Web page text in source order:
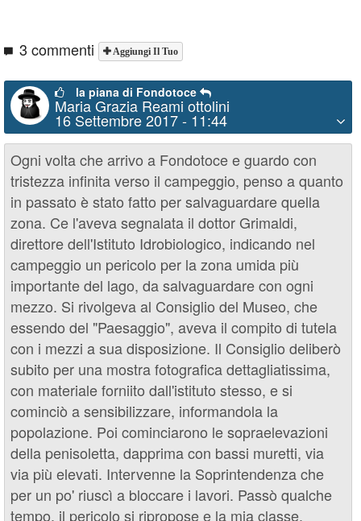
3 commenti Aggiungi Il Tuo
la piana di Fondotoce
Maria Grazia Reami ottolini
16 Settembre 2017 - 11:44
Ogni volta che arrivo a Fondotoce e guardo con
tristezza infinita verso il campeggio, penso a quanto
in passato è stato fatto per salvaguardare quella
zona. Ce l'aveva segnalata il dottor Grimaldi,
direttore dell'Istituto Idrobiologico, indicando nel
campeggio un pericolo per la zona umida più
importante del lago, da salvaguardare con ogni
mezzo. Si rivolgeva al Consiglio del Museo, che
essendo del "Paesaggio", aveva il compito di tutela
con i mezzi a sua disposizione. Il Consiglio deliberò
subito per una mostra fotografica dettagliatissima,
con materiale forniito dall'istituto stesso, e si
cominciò a sensibilizzare, informandola la
popolazione. Poi cominciarono le sopraelevazioni
della penisoletta, dapprima con bassi muretti, via
via più elevati. Intervenne la Soprintendenza che
per un po' riuscì a bloccare i lavori. Passò qualche
tempo, il pericolo si ripropose e la mia classe,